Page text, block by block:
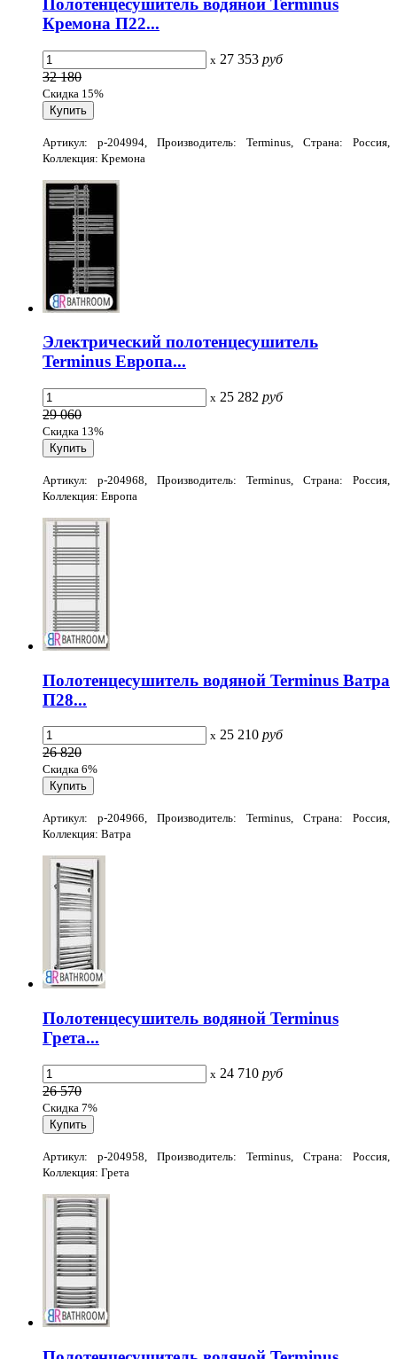
Полотенцесушитель водяной Terminus
Кремона П22...
x 27 353 руб
32 180
Скидка 15%
Артикул: p-204994, Производитель: Terminus, Страна: Россия,
Коллекция: Кремона
Электрический полотенцесушитель
Terminus Европа...
x 25 282 руб
29 060
Скидка 13%
Артикул: p-204968, Производитель: Terminus, Страна: Россия,
Коллекция: Европа
Полотенцесушитель водяной Terminus Ватра
П28...
x 25 210 руб
26 820
Скидка 6%
Артикул: p-204966, Производитель: Terminus, Страна: Россия,
Коллекция: Ватра
Полотенцесушитель водяной Terminus
Грета...
x 24 710 руб
26 570
Скидка 7%
Артикул: p-204958, Производитель: Terminus, Страна: Россия,
Коллекция: Грета